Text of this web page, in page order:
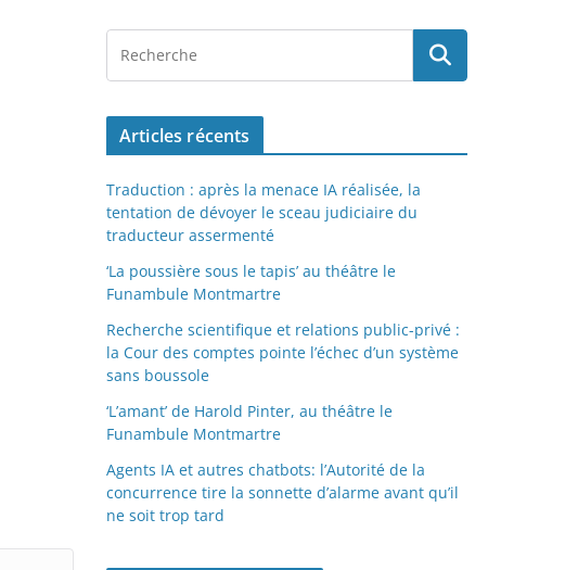
Articles récents
Traduction : après la menace IA réalisée, la
tentation de dévoyer le sceau judiciaire du
traducteur assermenté
‘La poussière sous le tapis’ au théâtre le
Funambule Montmartre
Recherche scientifique et relations public-privé :
la Cour des comptes pointe l’échec d’un système
sans boussole
‘L’amant’ de Harold Pinter, au théâtre le
Funambule Montmartre
Agents IA et autres chatbots: l’Autorité de la
concurrence tire la sonnette d’alarme avant qu’il
ne soit trop tard